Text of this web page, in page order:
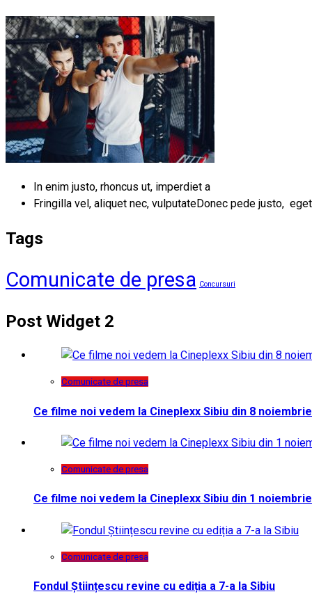
In enim justo, rhoncus ut, imperdiet a
Fringilla vel, aliquet nec, vulputateDonec pede justo,
Tags
Comunicate de presa Concursuri
Post Widget 2
Comunicate de presa
Ce filme noi vedem la Cineplexx Sibiu din 8 noiembrie
Comunicate de presa
Ce filme noi vedem la Cineplexx Sibiu din 1 noiembrie
Comunicate de presa
Fondul Științescu revine cu ediția a 7-a la Sibiu